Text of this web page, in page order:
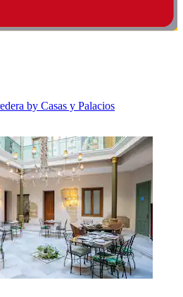
by Casas y Palacios